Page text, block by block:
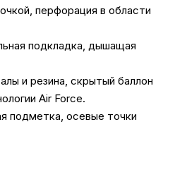
перфорация в области
подкладка, дышащая
и резина, скрытый баллон
Air Force.
подметка, осевые точки
пятки в любом